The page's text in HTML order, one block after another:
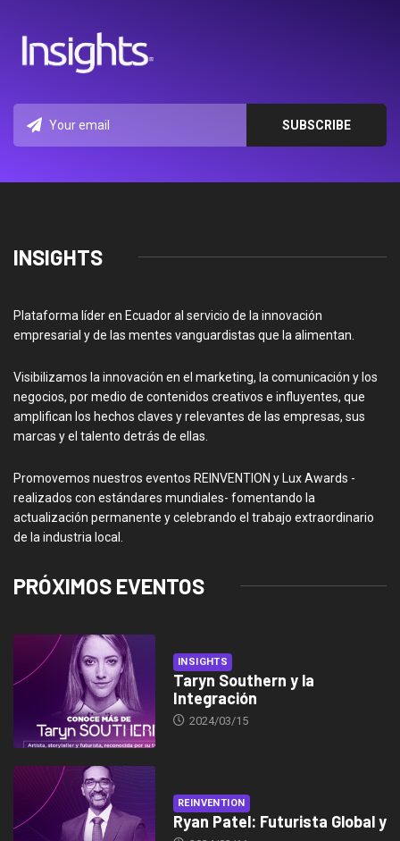
INSIGHTS
Plataforma líder en Ecuador al servicio de la innovación
empresarial y de las mentes vanguardistas que la alimentan.
Visibilizamos la innovación en el marketing, la comunicación y los
negocios, por medio de contenidos creativos e influyentes, que
amplifican los hechos claves y relevantes de las empresas, sus
marcas y el talento detrás de ellas.
Promovemos nuestros eventos REINVENTION y Lux Awards -
realizados con estándares mundiales- fomentando la
actualización permanente y celebrando el trabajo extraordinario
de la industria local.
PRÓXIMOS EVENTOS
INSIGHTS
Taryn Southern y la
Integración
2024/03/15
REINVENTION
Ryan Patel: Futurista Global y